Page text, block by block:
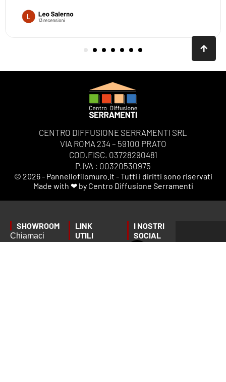
CENTRO DIFFUSIONE SERRAMENTI SRL
VIA ROMA 234 – 59100 PRATO
COD.FISC. 03728290481
P.IVA : 00320530975
© 2026 - Pannellofilomuro.it - Tutti i diritti sono riservati
Made with ❤ by Centro Diffusione Serramenti
SHOWROOM
Chiamaci
LINK
UTILI
I NOSTRI
SOCIAL